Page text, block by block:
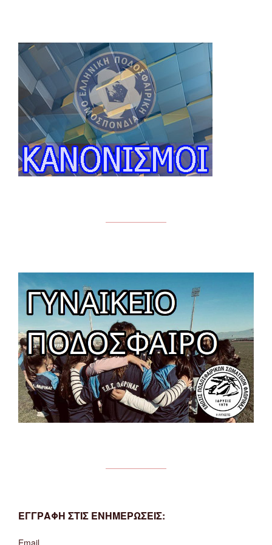
ΕΓΓΡΑΦΗ ΣΤΙΣ ΕΝΗΜΕΡΩΣΕΙΣ: